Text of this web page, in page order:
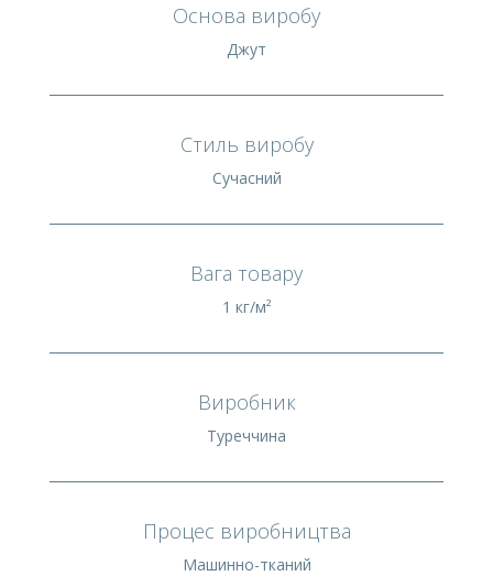
Основа виробу
Джут
Стиль виробу
Сучасний
Вага товару
1 кг/м²
Виробник
Туреччина
Процес виробництва
Машинно-тканий